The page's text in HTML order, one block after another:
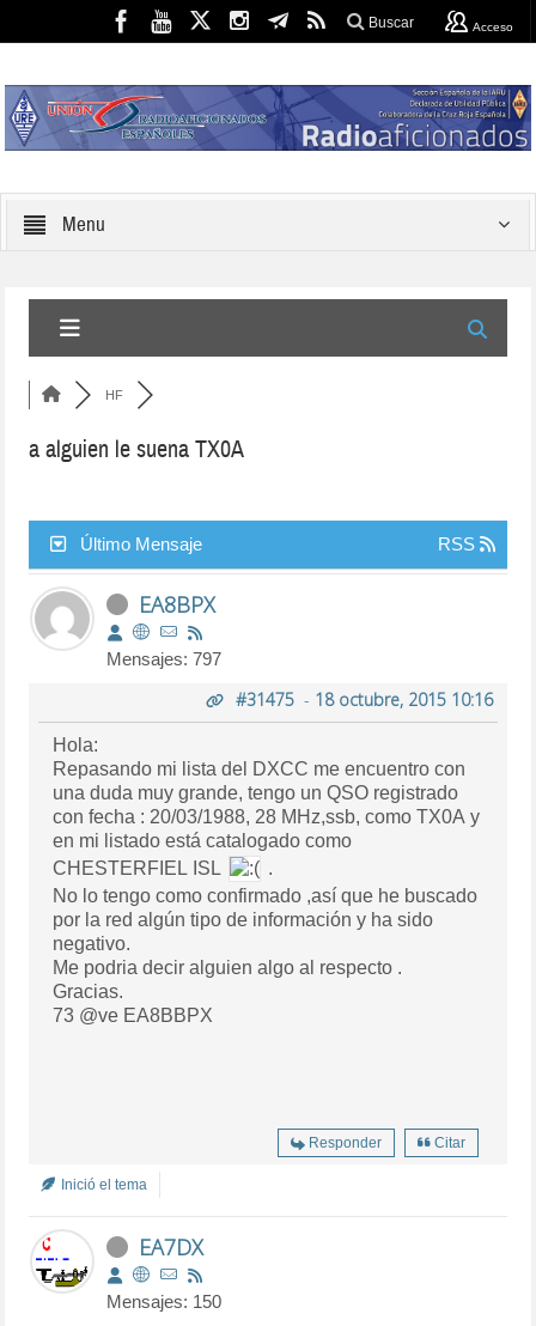
Buscar Acceso
Menu
HF
a alguien le suena TX0A
Último Mensaje RSS
EA8BPX
Mensajes: 797
#31475- 18 octubre, 2015 10:16
Hola:
Repasando mi lista del DXCC me encuentro con
una duda muy grande, tengo un QSO registrado
con fecha : 20/03/1988, 28 MHz,ssb, como TX0A y
en mi listado está catalogado como
CHESTERFIEL ISL
.
No lo tengo como confirmado ,así que he buscado
por la red algún tipo de información y ha sido
negativo.
Me podria decir alguien algo al respecto .
Gracias.
73 @ve EA8BBPX
Responder Citar
Inició el tema
EA7DX
Mensajes: 150